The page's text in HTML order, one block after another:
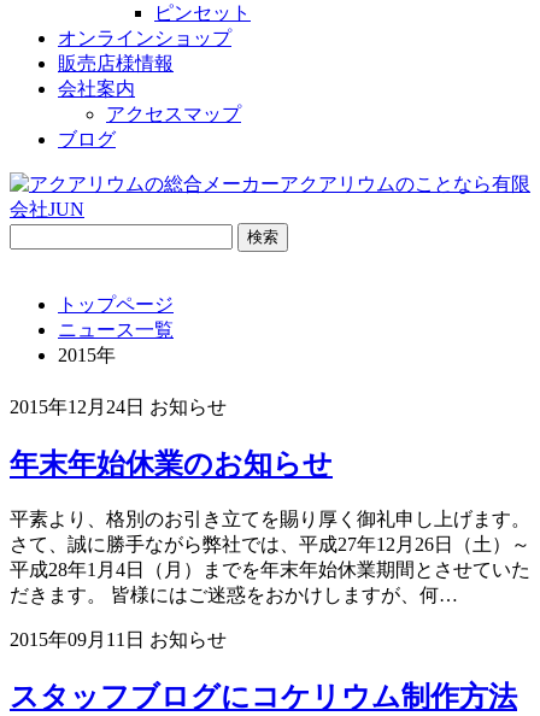
ピンセット
オンラインショップ
販売店様情報
会社案内
アクセスマップ
ブログ
トップページ
ニュース一覧
2015年
2015年12月24日 お知らせ
年末年始休業のお知らせ
平素より、格別のお引き立てを賜り厚く御礼申し上げます。
さて、誠に勝手ながら弊社では、平成27年12月26日（土）～
平成28年1月4日（月）までを年末年始休業期間とさせていた
だきます。 皆様にはご迷惑をおかけしますが、何…
2015年09月11日 お知らせ
スタッフブログにコケリウム制作方法